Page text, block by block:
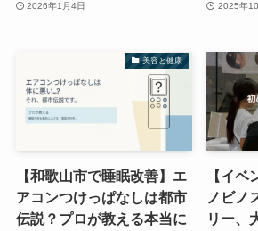
2026年1月4日 2025年
美容と健康
【和歌山市で睡眠改善】エ
アコンつけっぱなしは都市
伝説？プロが教える本当に
【イ
ノビノ
リー、